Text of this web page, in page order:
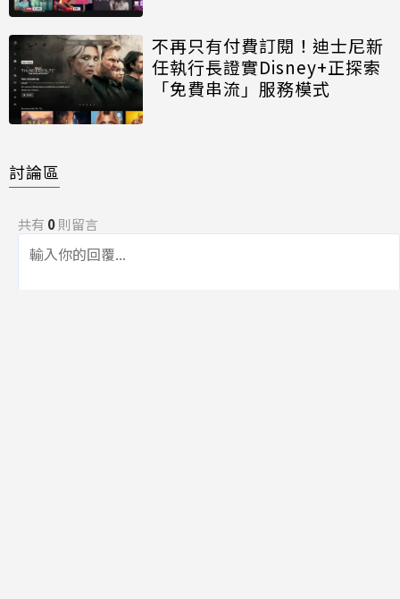
不再只有付費訂閱！迪士尼新
任執行長證實Disney+正探索
「免費串流」服務模式
討論區
共有 0則留言